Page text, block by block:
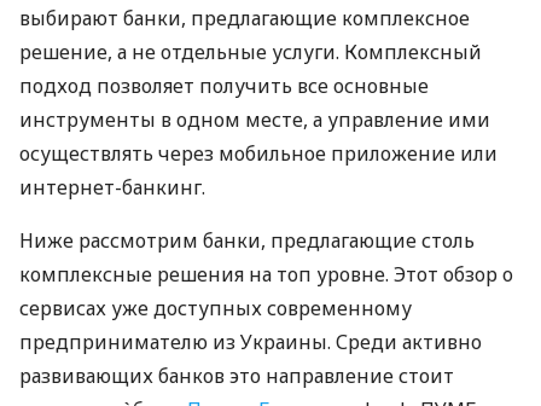
выбирают банки, предлагающие комплексное
решение, а не отдельные услуги. Комплексный
подход позволяет получить все основные
инструменты в одном месте, а управление ими
осуществлять через мобильное приложение или
интернет-банкинг.
Ниже рассмотрим банки, предлагающие столь
комплексные решения на топ уровне. Этот обзор о
сервисах уже доступных современному
предпринимателю из Украины. Среди активно
развивающих банков это направление стоит